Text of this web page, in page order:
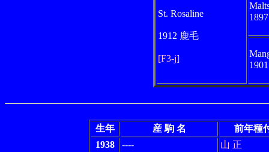
St. Rosaline
1912 鹿毛
[F3-j]
生年 産 駒 名
前年種
1938
----
山 正